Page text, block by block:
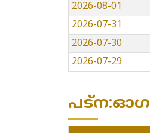
2026-08-01
2026-07-31
2026-07-30
2026-07-29